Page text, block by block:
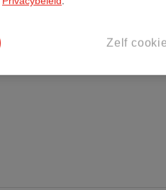
Zelf